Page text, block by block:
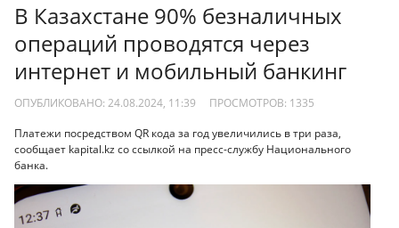
В Казахстане 90% безналичных
операций проводятся через
интернет и мобильный банкинг
ОПУБЛИКОВАНО: 24.08.2024, 11:39 ПРОСМОТРОВ: 1335
Платежи посредством QR кода за год увеличились в три раза,
сообщает kapital.kz со ссылкой на пресс-службу Национального
банка.